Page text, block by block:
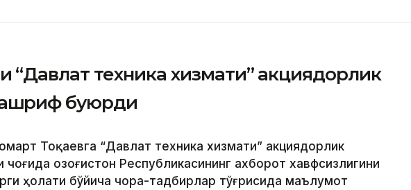
“Давлат техника хизмати” акциядорлик
буюрди
Тоқаевга “Давлат техника хизмати” акциядорлик
Қозоғистон Республикасининг ахборот хавфсизлигини
ҳолати бўйича чора-тадбирлар тўғрисида маълумот